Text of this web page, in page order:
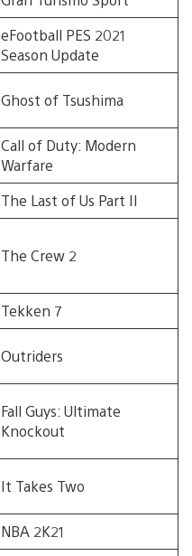
eFootball PES 2021
Season Update
Ghost of Tsushima
Call of Duty: Modern
Warfare
The Last of Us Part II
The Crew 2
Tekken 7
Outriders
Fall Guys: Ultimate
Knockout
It Takes Two
NBA 2K21